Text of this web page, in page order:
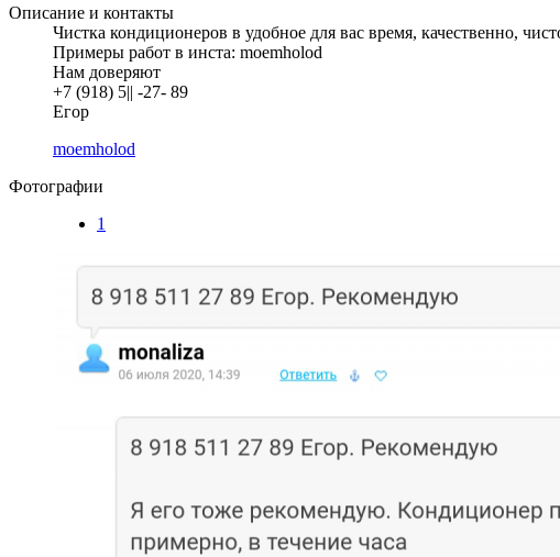
Описание и контакты
Чистка кондиционеров в удобное для вас время, качественно,
Примеры работ в инста: moemholod
Нам доверяют
+7 (918) 5|| -27- 89
Егор
moemholod
Фотографии
1